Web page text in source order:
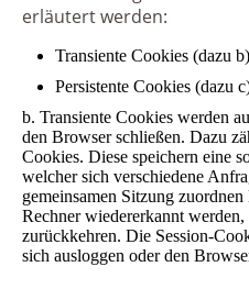
erläutert werden:
Transiente Cookies (dazu b)
Persistente Cookies (dazu
b. Transiente Cookies werden
den Browser schließen. Dazu
Cookies. Diese speichern eine
welcher sich verschiedene
gemeinsamen Sitzung
Rechner wiedererkannt
zurückkehren. Die Session-
sich ausloggen oder den